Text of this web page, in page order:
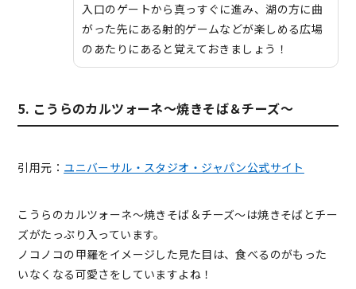
入口のゲートから真っすぐに進み、湖の方に曲
がった先にある射的ゲームなどが楽しめる広場
のあたりにあると覚えておきましょう！
5. こうらのカルツォーネ～焼きそば＆チーズ～
引用元： ユニバーサル・スタジオ・ジャパン公式サイト
こうらのカルツォーネ〜焼きそば＆チーズ〜は焼きそばとチー
ズがたっぷり入っています。
ノコノコの甲羅をイメージした見た目は、食べるのがもった
いなくなる可愛さをしていますよね！